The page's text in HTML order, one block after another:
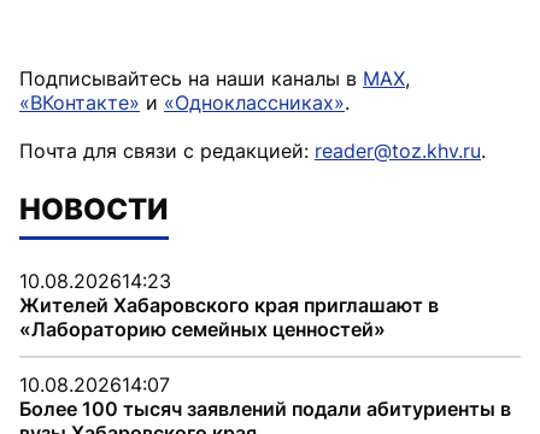
Подписывайтесь на наши каналы в MAX,
«ВКонтакте» и «Одноклассниках».
Почта для связи с редакцией: reader@toz.khv.ru.
НОВОСТИ
10.08.202614:23
Жителей Хабаровского края приглашают в
«Лабораторию семейных ценностей»
10.08.202614:07
Более 100 тысяч заявлений подали абитуриенты в